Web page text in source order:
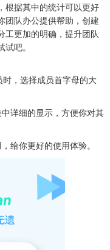
根据其中的统计可以更好
团队办公提供帮助，创建
工更加的明确，提升团队
吧。
，选择成员首字母的大
详细的显示，方便你对其
给你更好的使用体验。